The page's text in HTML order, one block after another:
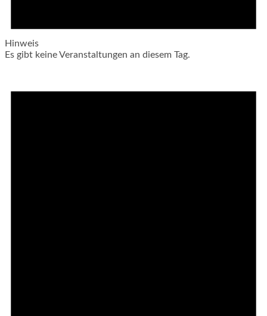
Hinweis
Es gibt keine Veranstaltungen an diesem Tag.